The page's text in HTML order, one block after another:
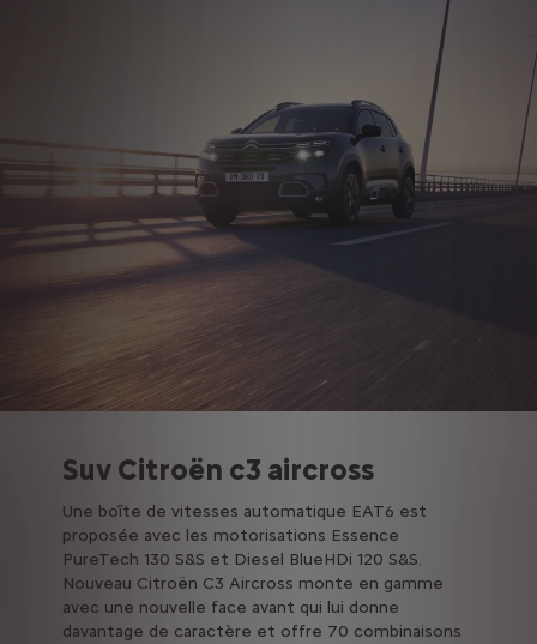
Suv Citroën c3 aircross
Une boîte de vitesses automatique EAT6 est
proposée avec les motorisations Essence
PureTech 130 S&S et Diesel BlueHDi 120 S&S.
Nouveau Citroën C3 Aircross monte en gamme
avec une nouvelle face avant qui lui donne
davantage de caractère et offre 70 combinaisons